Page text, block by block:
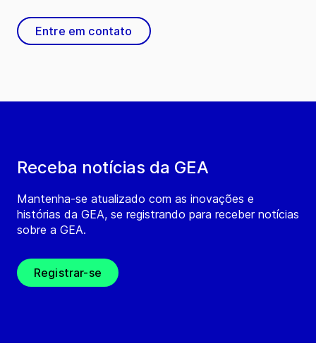
Receba notícias da GEA
Mantenha-se atualizado com as inovações e
histórias da GEA, se registrando para receber notícias
sobre a GEA.
Registrar-se
Entre em contato